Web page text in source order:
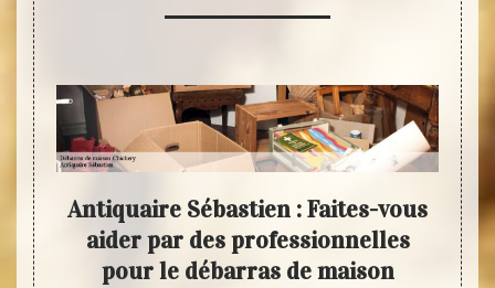
du
la
Antiquaire Sébastien : Faites-vous
aider par des professionnelles
pour le débarras de maison